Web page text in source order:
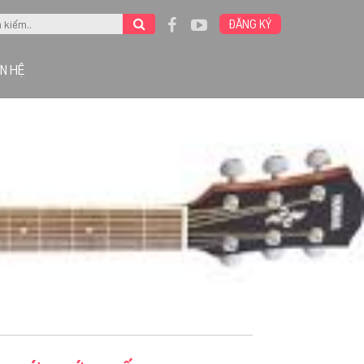
ĐĂNG KÝ
HỆ